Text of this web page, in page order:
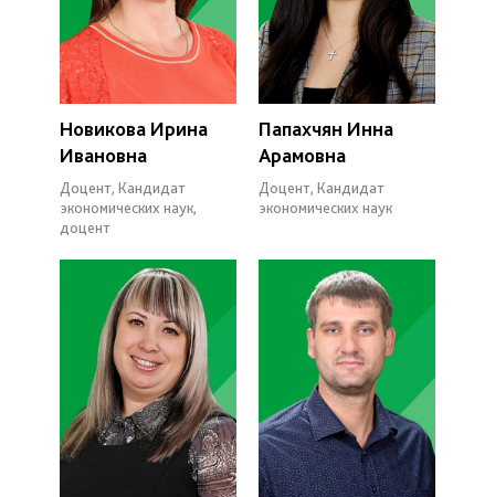
Новикова Ирина
Ивановна
Доцент, Кандидат
экономических наук,
доцент
Папахчян Инна
Арамовна
Доцент, Кандидат
экономических наук